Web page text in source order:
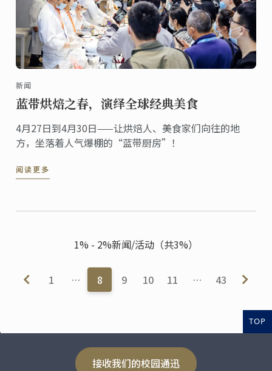
新闻
蓝带烘焙之春，演绎全球经典美食
4月27日到4月30日——让烘焙人、美食家们向往的地
方，坐落着人气爆棚的“蓝带厨房”！
阅读更多
1% - 2%新闻/活动（共3%）
1 … 8 9 10 11 … 43
TOP
接收我们的校园通迅